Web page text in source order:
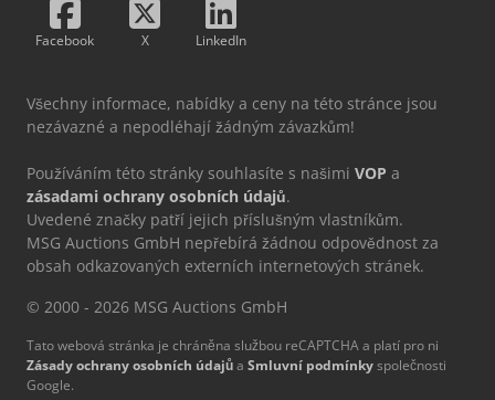
Facebook X LinkedIn
Všechny informace, nabídky a ceny na této stránce jsou
nezávazné a nepodléhají žádným závazkům!
Používáním této stránky souhlasíte s našimi VOP a
zásadami ochrany osobních údajů.
Uvedené značky patří jejich příslušným vlastníkům.
MSG Auctions GmbH nepřebírá žádnou odpovědnost za
obsah odkazovaných externích internetových stránek.
© 2000 - 2026 MSG Auctions GmbH
Tato webová stránka je chráněna službou reCAPTCHA a platí pro ni
Zásady ochrany osobních údajůa Smluvní podmínkyspolečnosti
Google.